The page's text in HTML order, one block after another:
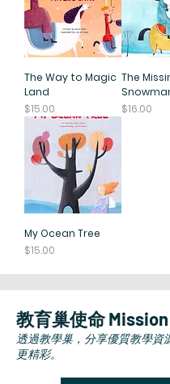
The Way to Magic
Land
價格
$15.00
The
價格
$16.00
My Ocean Tree
價格
$15.00
​教育巢使命 Mission
透過教學巢，分享優質教學資
更精彩。